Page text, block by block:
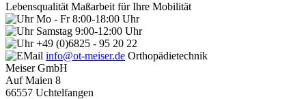
Lebensqualität Maßarbeit für Ihre Mobilität
Mo - Fr 8:00-18:00 Uhr
Samstag 9:00-12:00 Uhr
+49 (0)6825 - 95 20 22
info@ot-meiser.de Orthopädietechnik
Meiser GmbH
Auf Maien 8
66557 Uchtelfangen